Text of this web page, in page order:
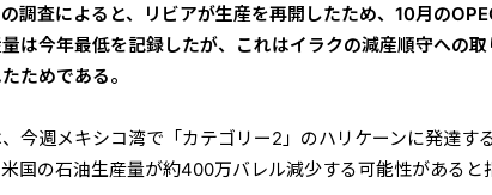
調査によると、リビアが生産を再開したため、10月の
は今年最低を記録したが、これはイラクの減産順守への
ためである。
今週メキシコ湾で「カテゴリー2」のハリケーンに発達す
国の石油生産量が約400万バレル減少する可能性があると